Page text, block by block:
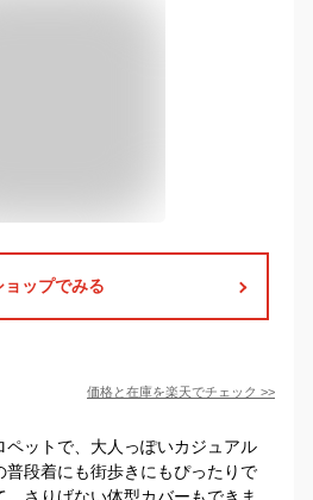
ョップでみる
価格と在庫を楽天でチェック >>
ットで、大人っぽいカジュアル
普段着にも街歩きにもぴったりで